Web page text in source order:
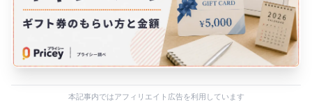
本記事内ではアフィリエイト広告を利用しています